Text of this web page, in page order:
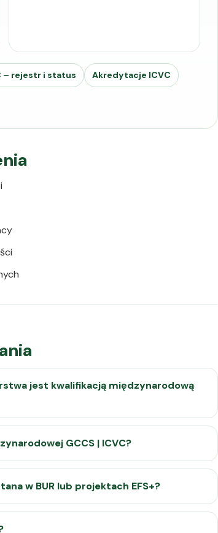
– rejestr i status Akredytacje ICVC
jest kwalifikacją międzynarodową
GCCS | ICVC?
w BUR lub projektach EFS+?